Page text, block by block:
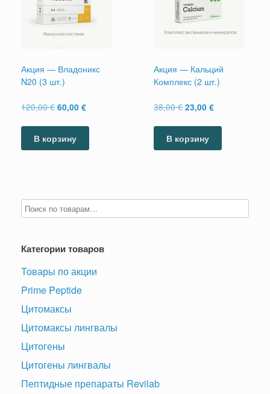
Акция — Владоникс
N20 (3 шт.)
120,00€ Первоначальная
составляла
120,00 €.
60,00 €Текущая
60,00 €.
В корзину
Акция — Кальций
Комплекс (2 шт.)
38,00€Первоначальная
составляла
38,00 €.
23,00€Текущая
23,00 €.
В корзину
Категории товаров
Товары по акции
Prime Peptide
Цитомаксы
Цитомаксы лингвалы
Цитогены
Цитогены лингвалы
Пептидные препараты Revilab